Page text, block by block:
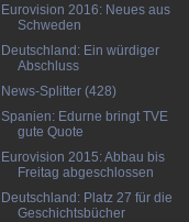
Eurovision 2016: Neues aus
Schweden
Deutschland: Ein würdiger
Abschluss
News-Splitter (428)
Spanien: Edurne bringt TVE
gute Quote
Eurovision 2015: Abbau bis
Freitag abgeschlossen
Deutschland: Platz 27 für die
Geschichtsbücher